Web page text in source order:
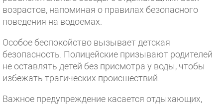
возрастов, напоминая о правилах безопасного
поведения на водоемах.
Особое беспокойство вызывает детская
безопасность. Полицейские призывают родителей
не оставлять детей без присмотра у воды, чтобы
избежать трагических происшествий.
Важное предупреждение касается отдыхающих,